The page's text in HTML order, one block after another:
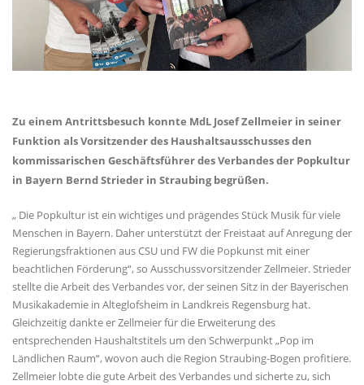
Zu einem Antrittsbesuch konnte MdL Josef Zellmeier in seiner
Funktion als Vorsitzender des Haushaltsausschusses den
kommissarischen Geschäftsführer des Verbandes der Popkultur
in Bayern Bernd Strieder in Straubing begrüßen.
Die Popkultur ist ein wichtiges und prägendes Stück Musik für viele
Menschen in Bayern. Daher unterstützt der Freistaat auf Anregung der
Regierungsfraktionen aus CSU und FW die Popkunst mit einer
beachtlichen Förderung“, so Ausschussvorsitzender Zellmeier. Strieder
stellte die Arbeit des Verbandes vor, der seinen Sitz in der Bayerischen
Musikakademie in Alteglofsheim in Landkreis Regensburg hat.
Gleichzeitig dankte er Zellmeier für die Erweiterung des
entsprechenden Haushaltstitels um den Schwerpunkt „Pop im
Ländlichen Raum“, wovon auch die Region Straubing-Bogen profitiere.
Zellmeier lobte die gute Arbeit des Verbandes und sicherte zu, sich